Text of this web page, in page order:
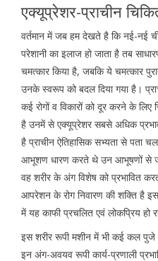
एक्यूप्रेशर-प्राचीन
वर्तमान में जब हम देखते है कि नई-नई
परेशानी का इलाज हो जाता है तब
चमत्कार किया है, जबकि ये चमत्कार
उनके स्वरूप को बदल दिया गया है।
कई रोगों व विकारों को दूर करने के लिए
है उनमें से एक्यूप्रेशर सबसे अधिक
है प्राचीन ऐतिहासिक सभ्यता से पता
आभूशण धारण करते थे उन आभूषणों से
वह शरीर के अंग विशेष को प्रभावित
आपरेशन के रोग निवारण की शक्ति है
में यह काफी प्रचलित एवं लोकप्रिय हो
इस शरीर रूपी मशीन में भी कई कल
इन अंग-अवयव रूपी कार्य-प्रणाली